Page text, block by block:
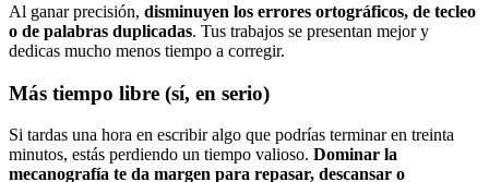
Al ganar precisión, disminuyen los errores ortográficos, de tecleo
o de palabras duplicadas. Tus trabajos se presentan mejor y
dedicas mucho menos tiempo a corregir.
Más tiempo libre (sí, en serio)
Si tardas una hora en escribir algo que podrías terminar en treinta
minutos, estás perdiendo un tiempo valioso. Dominar la
mecanografía te da margen para repasar, descansar o